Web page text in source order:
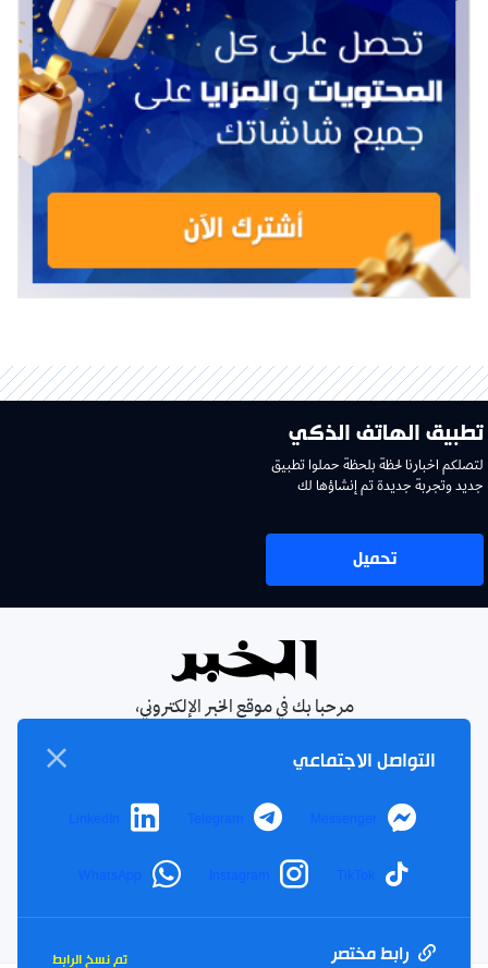
تطبيق الهاتف الذكي
لتصلكم اخبارنا لحظة بلحظة حملوا تطبيق
جديد وتجربة جديدة تم إنشاؤها لك
تحميل
مرحبا بك في موقع الخبر الإلكتروني،
الإشتراك في النشرة البريدية
بإشتراكك معنا ستتمكن من الحصول على آخر الأخبار التي سيتم
نشرها في الموقع
بريدك
الالكتروني
التواصل الاجتماعي
Messenger
Telegram
LinkedIn
TikTok
Instagram
WhatsApp
رابط مختصر تم نسخ الرابط